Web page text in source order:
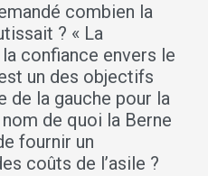
combien la
? « La
confiance envers le
un des objectifs
de la gauche pour la
de quoi la Berne
fournir un
coûts de l’asile ?